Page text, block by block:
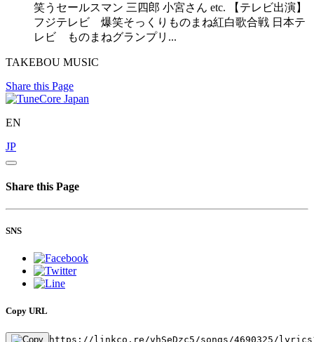
笑うセールスマン 三四郎 小宮さん etc. 【テレビ出演】
フジテレビ 爆笑そっくりものまね紅白歌合戦 日本テ
レビ ものまねグランプリ...
TAKEBOU MUSIC
Share this Page
EN
JP
Share this Page
SNS
Copy URL
https://linkco.re/vhSeDzc5/songs/4690325/